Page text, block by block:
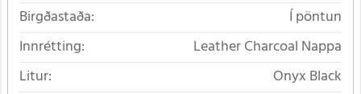
Birgðastaða:
Í pöntun
Innrétting:
Leather Charcoal Nappa
Litur:
Onyx Black